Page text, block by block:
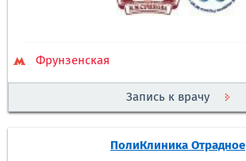
Фрунзенская
Запись к врачу
ПолиКлиника Отрадное